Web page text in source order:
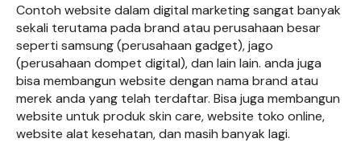
Contoh website dalam digital marketing sangat banyak
sekali terutama pada brand atau perusahaan besar
seperti samsung (perusahaan gadget), jago
(perusahaan dompet digital), dan lain lain. anda juga
bisa membangun website dengan nama brand atau
merek anda yang telah terdaftar. Bisa juga membangun
website untuk produk skin care, website toko online,
website alat kesehatan, dan masih banyak lagi.